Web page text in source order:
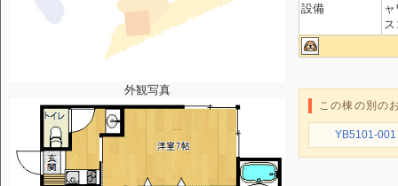
外観写真
設備
この棟の別の
YB5101-001